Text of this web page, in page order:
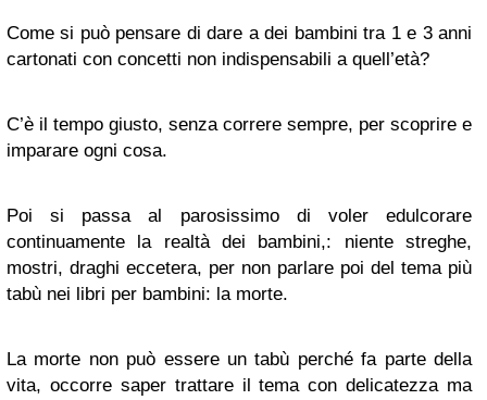
Come si può pensare di dare a dei bambini tra 1 e 3 anni
cartonati con concetti non indispensabili a quell’età?
C’è il tempo giusto, senza correre sempre, per scoprire e
imparare ogni cosa.
Poi si passa al parosissimo di voler edulcorare
continuamente la realtà dei bambini,: niente streghe,
mostri, draghi eccetera, per non parlare poi del tema più
tabù nei libri per bambini: la morte.
La morte non può essere un tabù perché fa parte della
vita, occorre saper trattare il tema con delicatezza ma